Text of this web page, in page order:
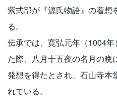
紫式部が『源氏物語』の着想
る。
伝承では、寛弘元年（1004
た際、八月十五夜の名月の
発想を得たとされ、石山寺本
れている。